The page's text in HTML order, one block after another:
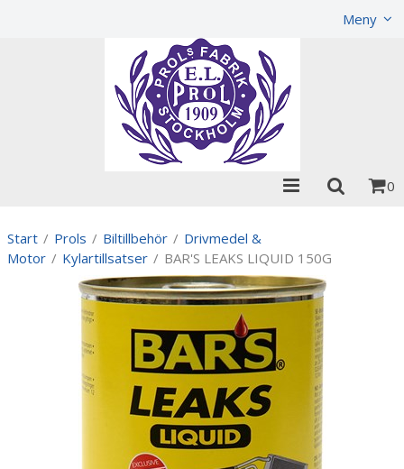
Meny
0
Start / Prols / Biltillbehör / Drivmedel &
Motor / Kylartillsatser / BAR'S LEAKS LIQUID 150G